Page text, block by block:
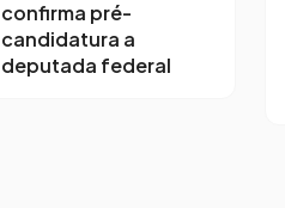
confirma pré-
candidatura a
deputada federal